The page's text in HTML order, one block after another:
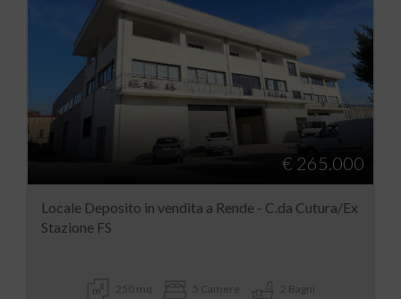
€ 265.000
Locale Deposito in vendita a Rende - C.da Cutura/Ex
Stazione FS
250 mq 5 Camere 2 Bagni